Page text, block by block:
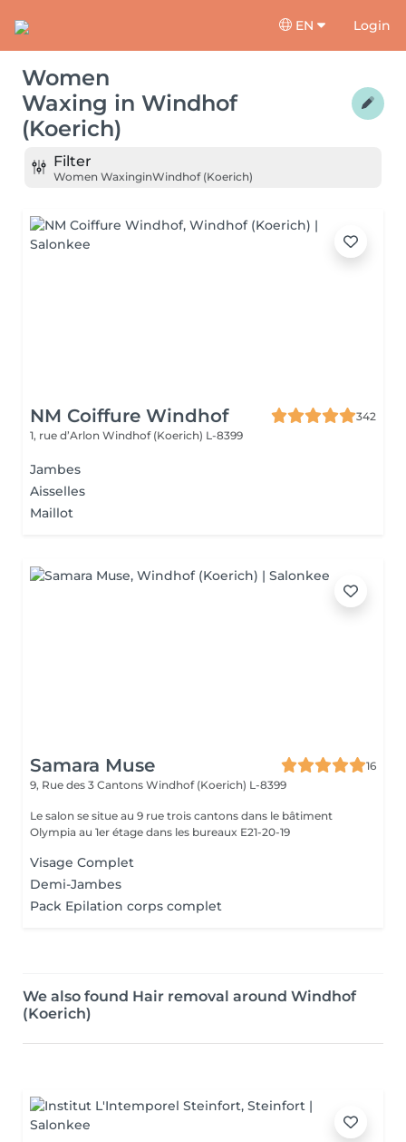
EN Login
Women
Waxing in Windhof
(Koerich)
Filter
Women WaxinginWindhof (Koerich)
NM Coiffure Windhof
342
1, rue d’Arlon Windhof (Koerich) L-8399
Jambes
Aisselles
Maillot
Samara Muse
16
9, Rue des 3 Cantons Windhof (Koerich) L-8399
Le salon se situe au 9 rue trois cantons dans le bâtiment
Olympia au 1er étage dans les bureaux E21-20-19
Visage Complet
Demi-Jambes
Pack Epilation corps complet
We also found Hair removal around Windhof
(Koerich)